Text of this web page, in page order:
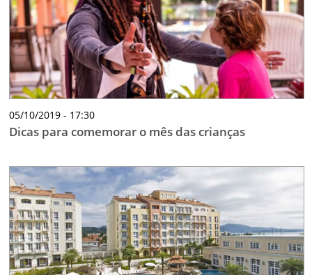
05/10/2019 - 17:30
Dicas para comemorar o mês das crianças